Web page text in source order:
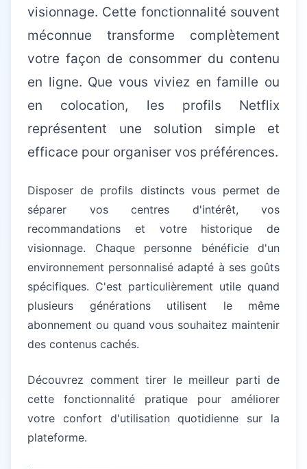
Intervention rapide à domicile — 25€/h après crédit
d'impôt
visionnage. Cette fonctionnalité souvent
méconnue transforme complètement
votre façon de consommer du contenu
en ligne. Que vous viviez en famille ou
en colocation, les profils Netflix
représentent une solution simple et
efficace pour organiser vos préférences.
Disposer de profils distincts vous permet de
séparer vos centres d'intérêt, vos
recommandations et votre historique de
visionnage. Chaque personne bénéficie d'un
environnement personnalisé adapté à ses goûts
spécifiques. C'est particulièrement utile quand
plusieurs générations utilisent le même
abonnement ou quand vous souhaitez maintenir
des contenus cachés.
Découvrez comment tirer le meilleur parti de
cette fonctionnalité pratique pour améliorer
votre confort d'utilisation quotidienne sur la
plateforme.